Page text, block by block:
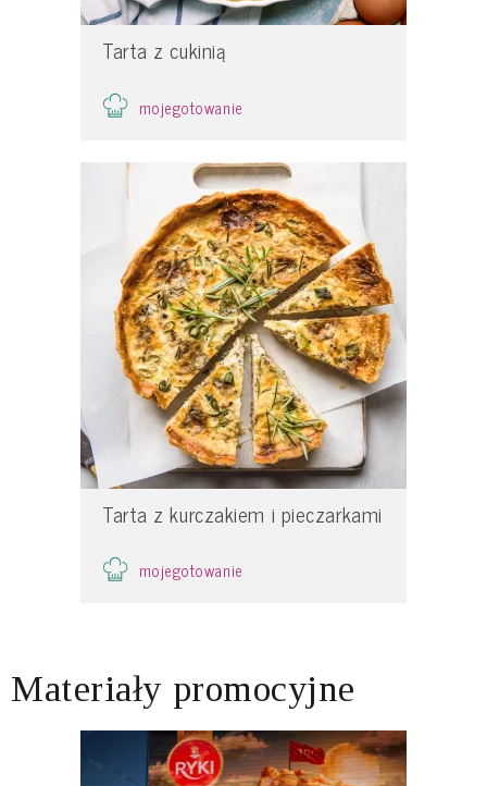
Tarta z cukinią
mojegotowanie
Tarta z kurczakiem i pieczarkami
mojegotowanie
Materiały promocyjne